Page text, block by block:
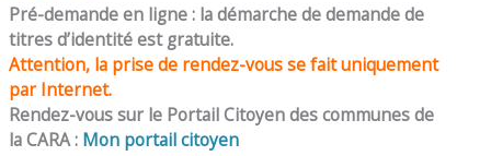
Pré-demande en ligne : la démarche de demande de
titres d’identité est gratuite.
Attention, la prise de rendez-vous se fait uniquement
par Internet.
Rendez-vous sur le Portail Citoyen des communes de
la CARA : Mon portail citoyen